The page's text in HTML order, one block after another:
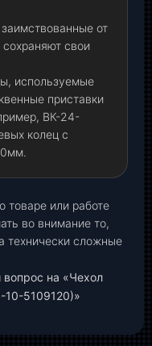
от
свои
используемые
приставки
ВК-24-
колец с
товаре или работе
во внимание то,
технически сложные
вопрос на «Чехол
10-5109120)»